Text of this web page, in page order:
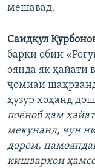
мешавад.
Саидқул
барқи обии
оянда як ҳайати
ҷомиаи
ҳузур хоҳанд
поёноб ҳам
мекунанд, чун
дорем,
кишварҳои